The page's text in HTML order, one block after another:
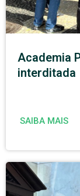
Academia
interditada
SAIBA MAIS